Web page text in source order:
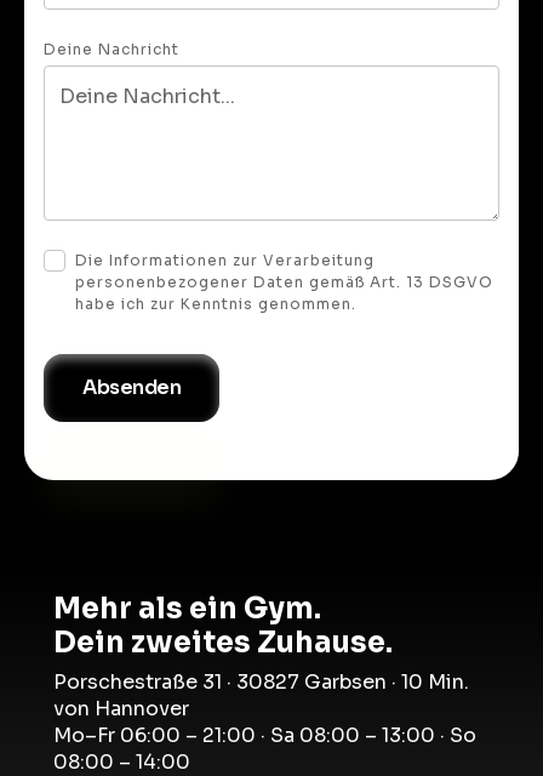
Deine Nachricht
Die Informationen zur Verarbeitung
personenbezogener Daten gemäß Art. 13 DSGVO
habe ich zur Kenntnis genommen.
Mehr als ein Gym.
Dein zweites Zuhause.
Porschestraße 31 · 30827 Garbsen · 10 Min.
von Hannover
Mo–Fr 06:00 – 21:00 · Sa 08:00 – 13:00 · So
08:00 – 14:00